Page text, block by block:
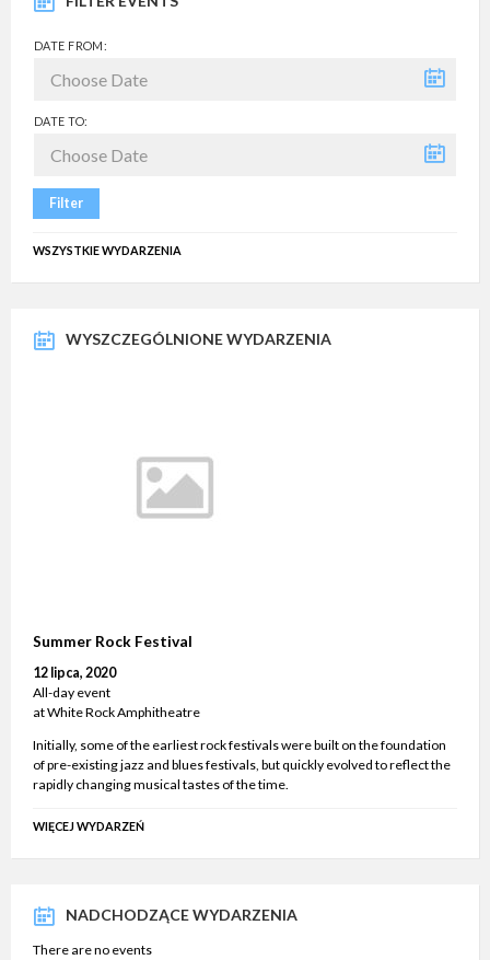
DATE FROM:
DATE TO:
Filter
WSZYSTKIE WYDARZENIA
WYSZCZEGÓLNIONE WYDARZENIA
Summer Rock Festival
12 lipca, 2020
All-day event
atWhite Rock Amphitheatre
Initially, some of the earliest rock festivals were built on the foundation
of pre-existing jazz and blues festivals, but quickly evolved to reflect the
rapidly changing musical tastes of the time.
WIĘCEJ WYDARZEŃ
NADCHODZĄCE WYDARZENIA
There are no events